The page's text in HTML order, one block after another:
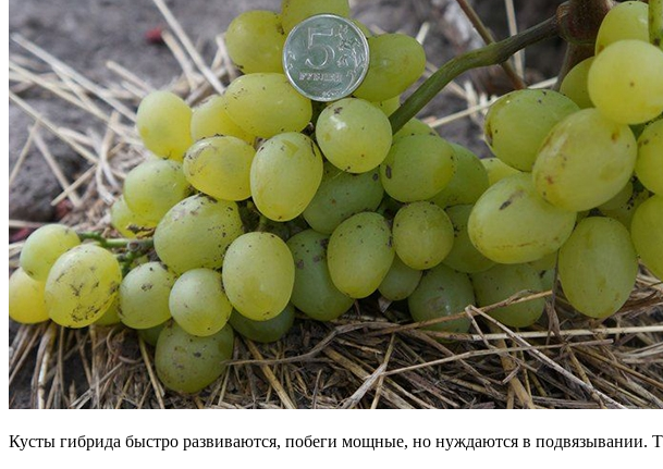
Кусты гибрида быстро развиваются, побеги мощные, но нуждаются в подвязывании.